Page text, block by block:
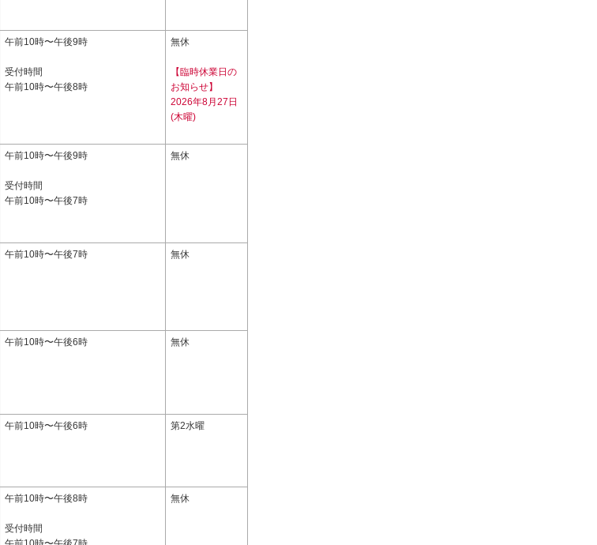
午前10時〜午後9時
受付時間
午前10時〜午後8時
無休
【臨時休業日の
お知らせ】
2026年8月27日
(木曜)
午前10時〜午後9時
受付時間
午前10時〜午後7時
無休
午前10時〜午後7時 無休
午前10時〜午後6時 無休
午前10時〜午後6時 第2水曜
午前10時〜午後8時
受付時間
無休